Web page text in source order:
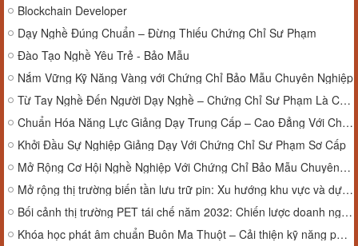
Blockchain Developer
Dạy Nghề Đúng Chuẩn – Đừng Thiếu Chứng Chỉ Sư Phạm
Đào Tạo Nghề Yêu Trẻ - Bảo Mẫu
Nắm Vững Kỹ Năng Vàng với Chứng Chỉ Bảo Mẫu Chuyên Nghiệp
Từ Tay Nghề Đến Người Dạy Nghề – Chứng Chỉ Sư Phạm Là Cầu Nối
Chuẩn Hóa Năng Lực Giảng Dạy Trung Cấp – Cao Đẳng Với Chứng Chỉ Sư Phạm
Khởi Đầu Sự Nghiệp Giảng Dạy Với Chứng Chỉ Sư Phạm Sơ Cấp
Mở Rộng Cơ Hội Nghề Nghiệp Với Chứng Chỉ Bảo Mẫu Chuyên Nghiệp
Mở rộng thị trường biến tần lưu trữ pin: Xu hướng khu vực và dự báo đầu tư đến năm 2032
Bối cảnh thị trường PET tái chế năm 2032: Chiến lược doanh nghiệp và tăng trưởng khu vực
Khóa học phát âm chuẩn Buôn Ma Thuột – Cải thiện kỹ năng phát âm